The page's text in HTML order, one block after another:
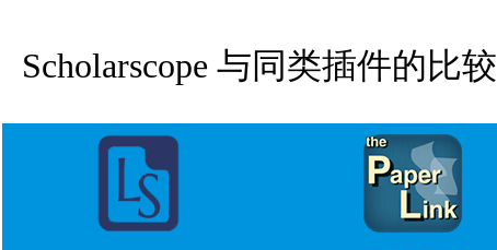
Scholarscope 与同类插件的比较